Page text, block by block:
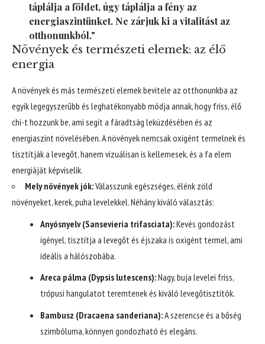
táplálja a földet, úgy táplálja a fény az
energiaszintünket. Ne zárjuk ki a vitalitást az
otthonunkból."
Növények és természeti elemek: az élő
energia
A növények és más természeti elemek bevitele az otthonunkba az
egyik legegyszerűbb és leghatékonyabb módja annak, hogy friss, élő
chi-t hozzunk be, ami segít a fáradtság leküzdésében és az
energiaszint növelésében. A növények nemcsak oxigént termelnek és
tisztítják a levegőt, hanem vizuálisan is kellemesek, és a fa elem
energiáját képviselik.
Mely növények jók:Válasszunk egészséges, élénk zöld
növényeket, kerek, puha levelekkel. Néhány kiváló választás:
Anyósnyelv (Sansevieria trifasciata):Kevés gondozást
igényel, tisztítja a levegőt és éjszaka is oxigént termel, ami
ideális a hálószobába.
Areca pálma (Dypsis lutescens):Nagy, buja levelei friss,
trópusi hangulatot teremtenek és kiváló levegőtisztítók.
Bambusz (Dracaena sanderiana):A szerencse és a bőség
szimbóluma, könnyen gondozható és elegáns.